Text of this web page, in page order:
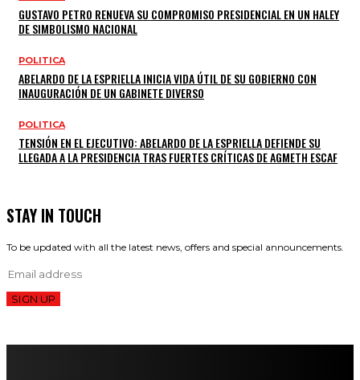
GUSTAVO PETRO RENUEVA SU COMPROMISO PRESIDENCIAL EN UN HALEY
DE SIMBOLISMO NACIONAL
POLITICA
ABELARDO DE LA ESPRIELLA INICIA VIDA ÚTIL DE SU GOBIERNO CON
INAUGURACIÓN DE UN GABINETE DIVERSO
POLITICA
TENSIÓN EN EL EJECUTIVO: ABELARDO DE LA ESPRIELLA DEFIENDE SU
LLEGADA A LA PRESIDENCIA TRAS FUERTES CRÍTICAS DE AGMETH ESCAF
STAY IN TOUCH
To be updated with all the latest news, offers and special announcements.
SIGN UP